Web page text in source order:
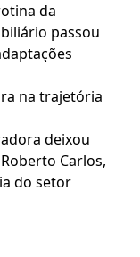
da
passou
na trajetória
deixou
Carlos,
do setor